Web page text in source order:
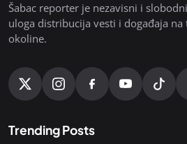
Šabac reporter je nezavisni i
uloga distribucija vesti i događaja
okoline.
Trending Posts